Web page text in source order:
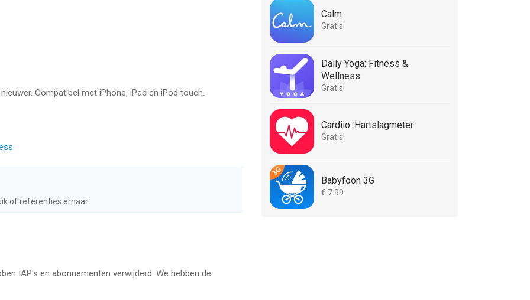
daarvoor
daarvoor
op je rookgewoontes uit het verleden.
Touch. Je hoeft hem maar 1 keer aan te schaffen.
Compatibel met iPhone, iPad en iPod touch.
of referenties ernaar.
IAP's en abonnementen verwijderd. We hebben de
Calm
Gratis!
Daily Yoga: Fitness &
Wellness
Gratis!
Cardiio: Hartslagmeter
Gratis!
Babyfoon 3G
€ 7.99